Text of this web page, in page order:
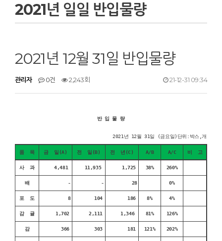
2021년 일일 반입물량
2021년 12월 31일 반입물량
관리자 0건 2,243회 21-12-31 09:34
반 입 물 량
2021년 12월 31일 (금요일)단위:박스,개
품 목 금 일(A) 전 일(B) 전 년(C) A/B A/C 비 고
사 과 4,481 11,935 1,725 38% 260%
배 - - 28 0%
포 도 8 104 186 8% 4%
감 귤 1,702 2,111 1,346 81% 126%
감 366 303 181 121% 202%